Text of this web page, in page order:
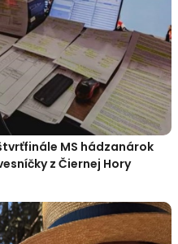
MS hádzanárok
z Čiernej Hory